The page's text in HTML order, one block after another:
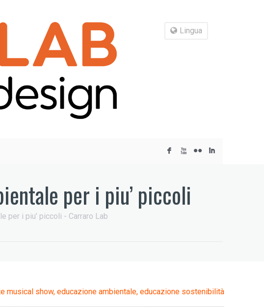
F X N I
Lingua
per i piu’ piccoli
per i piu’ piccoli - Carraro Lab
musical show, educazione ambientale, educazione sostenibilità